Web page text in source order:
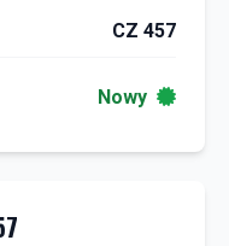
CZ 457
Nowy